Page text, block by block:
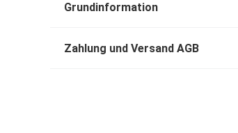
Grundinformation
Zahlung und Versand AGB